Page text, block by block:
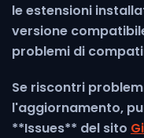
le estensioni
versione
problemi di
Se riscontri
l'aggiornamento,
**Issues** del sito